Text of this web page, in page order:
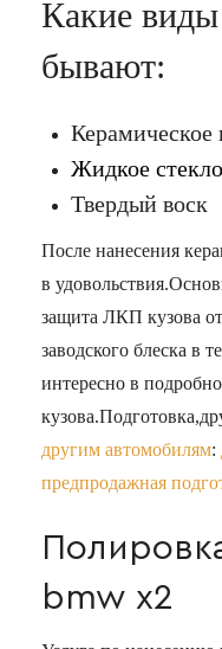
Какие
бывают:
Керамическое
Жидкое
Твердый воск
После нанесения
в
защита ЛКП кузова
заводского блеска в
интересно в
другим автомобилям:
предпродажная
bmw x2